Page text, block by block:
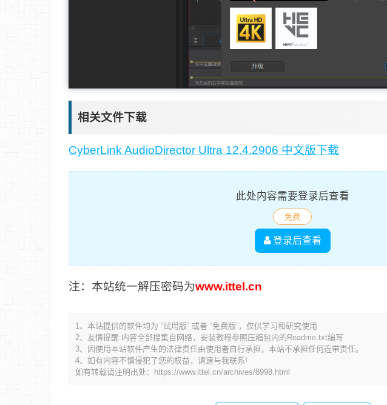
相关文件下载
CyberLink AudioDirector Ultra 12.4.2906 中文版下载
此处内容需要登录后查看
免费
登录后查看
注：本站统一解压密码为www.ittel.cn
1、本站提供的软件均为 “试用版” 或者 “免费版”，仅供学习和研究使用
2、友情提醒:内容全部搜集自网络，安装教程参照压缩包内的Readme.txt编写
3、因使用本站软件产生的法律责任由使用者自行承担，本站不承担任何连带责任。
4、如有内容不慎侵犯了您的权益，请速与我联系!
如有转载请注明出处：
https://www.ittel.cn/archives/8998.html